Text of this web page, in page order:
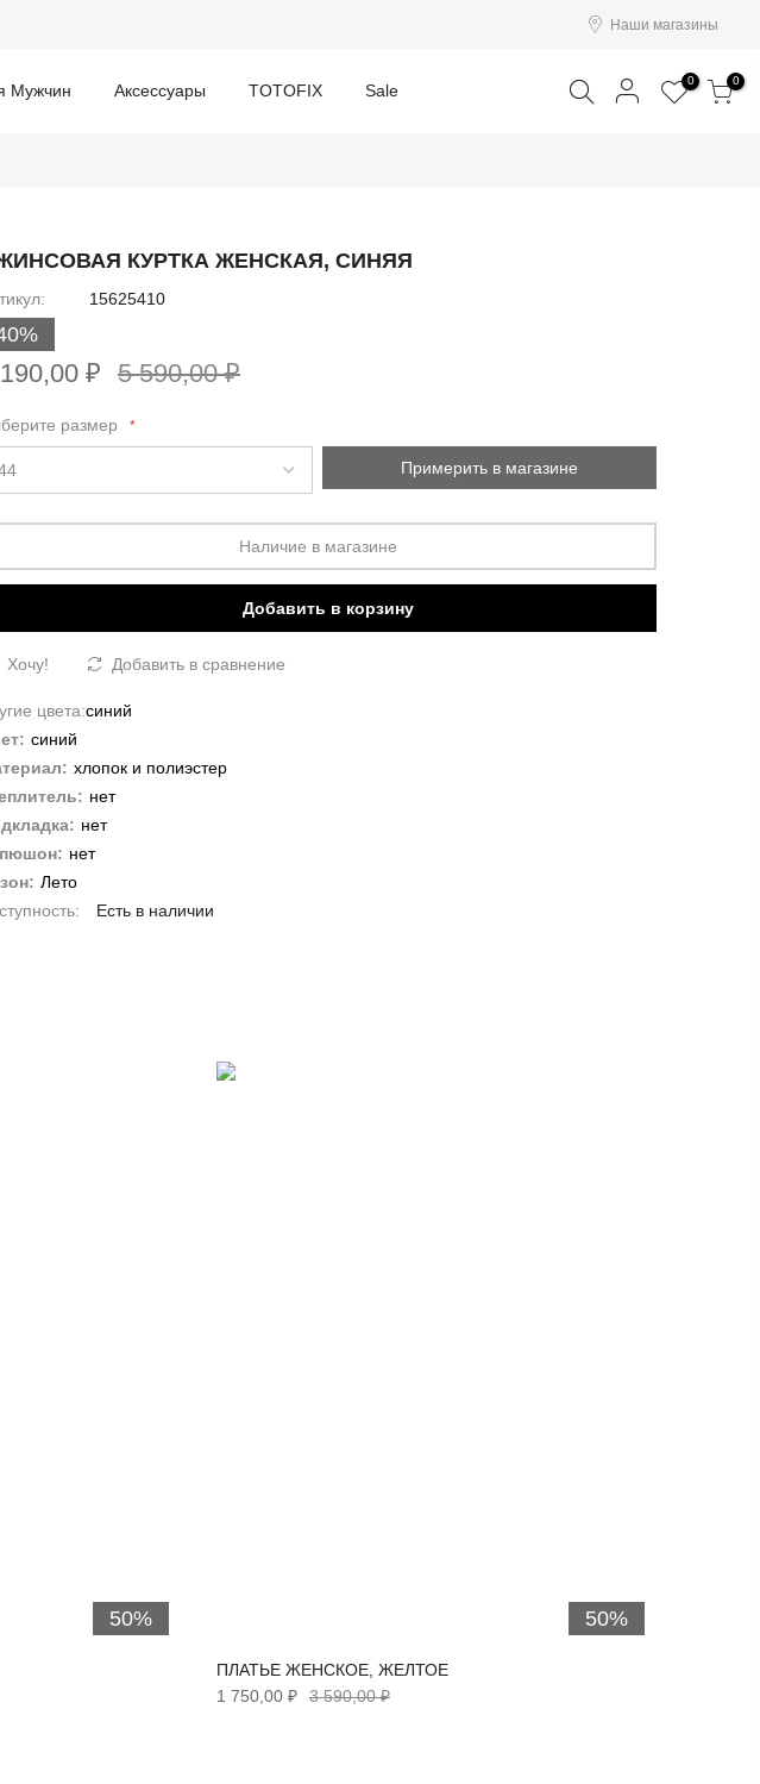
Наши магазины
Мужчин Аксессуары TOTOFIX Sale Поиск 0 0
КУРТКА ЖЕНСКАЯ, СИНЯЯ
15625410
₽ 5 590,00 ₽
размер
Примерить в магазине
Наличие в магазине
Добавить в корзину
Хочу! Добавить в сравнение
цвета:синий
синий
хлопок и полиэстер
нет
нет
нет
Лето
Есть в наличии
50% 50%
ПЛАТЬЕ ЖЕНСКОЕ, ЖЕЛТОЕ
1 750,00 ₽
3 590,00 ₽